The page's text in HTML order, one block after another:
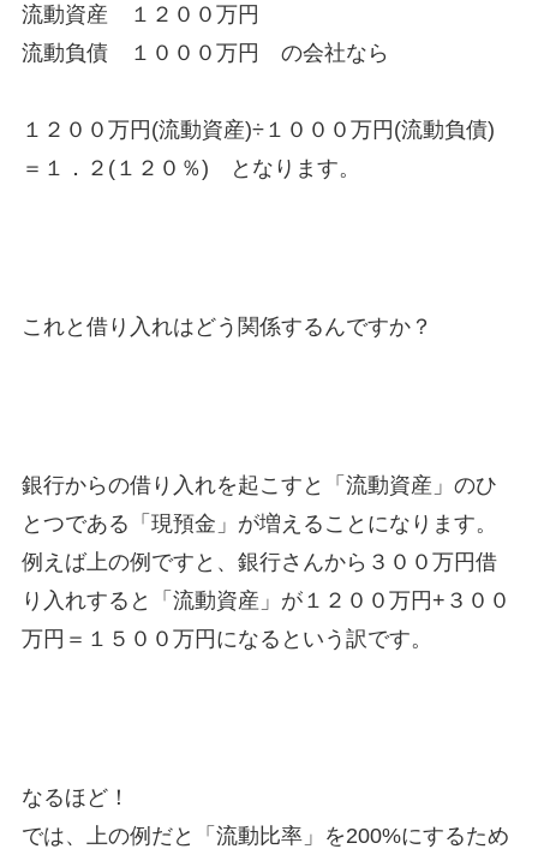
流動資産 １２００万円
流動負債 １０００万円 の会社なら
１２００万円(流動資産)÷１０００万円(流動負債)
＝１．２(１２０％) となります。
これと借り入れはどう関係するんですか？
銀行からの借り入れを起こすと「流動資産」のひ
とつである「現預金」が増えることになります。
例えば上の例ですと、銀行さんから３００万円借
り入れすると「流動資産」が１２００万円+３００
万円＝１５００万円になるという訳です。
なるほど！
では、上の例だと「流動比率」を200%にするため